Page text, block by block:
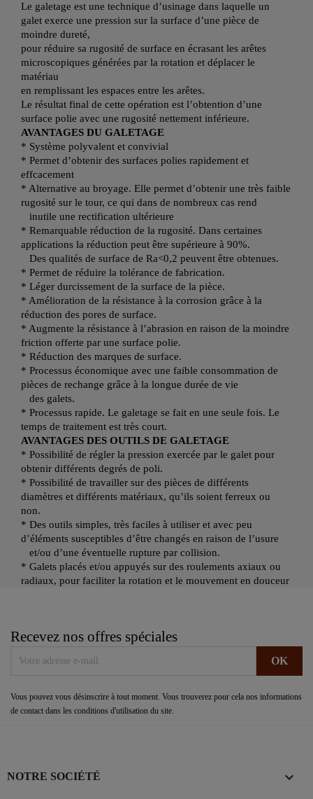
Le galetage est une technique d’usinage dans laquelle un
galet exerce une pression sur la surface d’une pièce de
moindre dureté,
pour réduire sa rugosité de surface en écrasant les arêtes
microscopiques générées par la rotation et déplacer le
matériau
en remplissant les espaces entre les arêtes.
Le résultat final de cette opération est l’obtention d’une
surface polie avec une rugosité nettement inférieure.
AVANTAGES DU GALETAGE
* Système polyvalent et convivial
* Permet d’obtenir des surfaces polies rapidement et
effcacement
* Alternative au broyage. Elle permet d’obtenir une très faible
rugosité sur le tour, ce qui dans de nombreux cas rend
inutile une rectification ultérieure
* Remarquable réduction de la rugosité. Dans certaines
applications la réduction peut être supérieure à 90%.
Des qualités de surface de Ra<0,2 peuvent être obtenues.
* Permet de réduire la tolérance de fabrication.
* Léger durcissement de la surface de la pièce.
* Amélioration de la résistance à la corrosion grâce à la
réduction des pores de surface.
* Augmente la résistance à l’abrasion en raison de la moindre
friction offerte par une surface polie.
* Réduction des marques de surface.
* Processus économique avec une faible consommation de
pièces de rechange grâce à la longue durée de vie
des galets.
* Processus rapide. Le galetage se fait en une seule fois. Le
temps de traitement est très court.
AVANTAGES DES OUTILS DE GALETAGE
* Possibilité de régler la pression exercée par le galet pour
obtenir différents degrés de poli.
* Possibilité de travailler sur des pièces de différents
diamètres et différents matériaux, qu’ils soient ferreux ou
non.
* Des outils simples, très faciles à utiliser et avec peu
d’éléments susceptibles d’être changés en raison de l’usure
et/ou d’une éventuelle rupture par collision.
* Galets placés et/ou appuyés sur des roulements axiaux ou
radiaux, pour faciliter la rotation et le mouvement en douceur
Recevez nos offres spéciales
Vous pouvez vous désinscrire à tout moment. Vous trouverez pour cela nos informations
de contact dans les conditions d'utilisation du site.
NOTRE SOCIÉTÉ 